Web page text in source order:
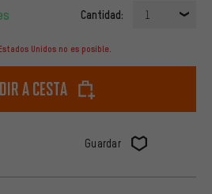
Cantidad: 1
Unidos no es posible.
a cesta
Guardar